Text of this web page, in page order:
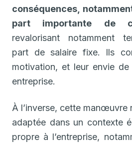
conséquences,
part importante de
revalorisant notamment
part de salaire fixe. Ils
motivation, et leur envie
entreprise.
À l’inverse, cette manœuvre
adaptée dans un contexte
propre à l’entreprise,